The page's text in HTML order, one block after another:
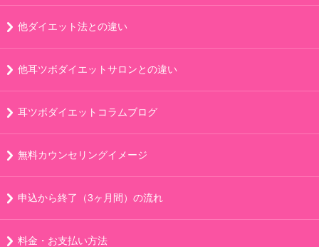
他ダイエット法との違い
他耳ツボダイエットサロンとの違い
耳ツボダイエットコラムブログ
無料カウンセリングイメージ
申込から終了（3ヶ月間）の流れ
料金・お支払い方法